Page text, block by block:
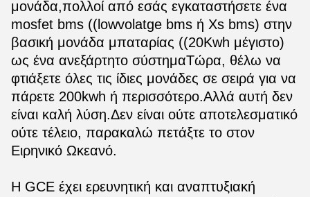
μονάδα,πολλοί από εσάς εγκαταστήσετε ένα
mosfet bms ((lowvolatge bms ή Xs bms) στην
βασική μονάδα μπαταρίας ((20Kwh μέγιστο)
ως ένα ανεξάρτητο σύστημαΤώρα, θέλω να
φτιάξετε όλες τις ίδιες μονάδες σε σειρά για να
πάρετε 200kwh ή περισσότερο.Αλλά αυτή δεν
είναι καλή λύση.Δεν είναι ούτε αποτελεσματικό
ούτε τέλειο, παρακαλώ πετάξτε το στον
Ειρηνικό Ωκεανό.
Η GCE έχει ερευνητική και αναπτυξιακή